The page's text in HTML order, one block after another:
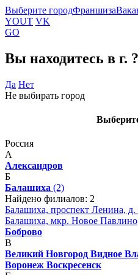
Выберите городФраншиза
YOUT VK
GO
Вы находитесь в г. ?
Да Нет
Не выбирать город
Россия
А
Александров
Б
Балашиха (2)
Найдено филиалов: 2
Балашиха, проспект Ленина, д.
Балашиха, мкр. Новое
Боброво
В
Великий Новгород Видное
Воронеж Воскресенск